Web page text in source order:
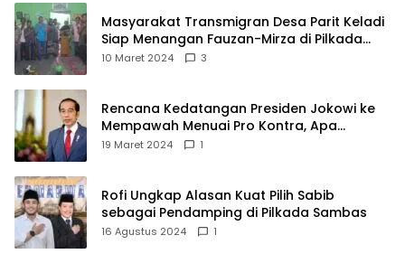
Masyarakat Transmigran Desa Parit Keladi
Siap Menangan Fauzan-Mirza di Pilkada
Kubu Raya
10 Maret 2024 3
Rencana Kedatangan Presiden Jokowi ke
Mempawah Menuai Pro Kontra, Apa
Sebabnya?
19 Maret 2024 1
Rofi Ungkap Alasan Kuat Pilih Sabib
sebagai Pendamping di Pilkada Sambas
16 Agustus 2024 1